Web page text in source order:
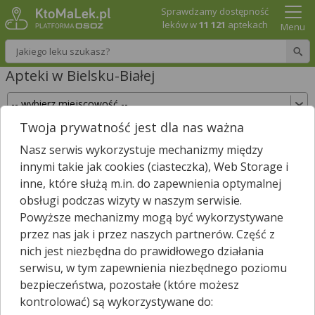
Wpisz nazwę leku
Sprawdzamy dostępność
leków w11 121 aptekach Menu
Apteki w Bielsku-Białej
Sprawdź, które apteki w Bielsku-Białej posiadają
Twój lek i zarezerwuj go już teraz!
Wpisz nazwę leku
W Bielsku-Białej jest 71 aptek. 15
aptek zgłosiło nam, że są
właśnie otwarte.*
Wybierz typ aptek
Twoja prywatność jest dla nas ważna
Nasz serwis wykorzystuje mechanizmy między
innymi takie jak cookies (ciasteczka), Web Storage i
inne, które służą m.in. do zapewnienia optymalnej
obsługi podczas wizyty w naszym serwisie.
Powyższe mechanizmy mogą być wykorzystywane
przez nas jak i przez naszych partnerów. Część z
nich jest niezbędna do prawidłowego działania
serwisu, w tym zapewnienia niezbędnego poziomu
bezpieczeństwa, pozostałe (które możesz
kontrolować) są wykorzystywane do: